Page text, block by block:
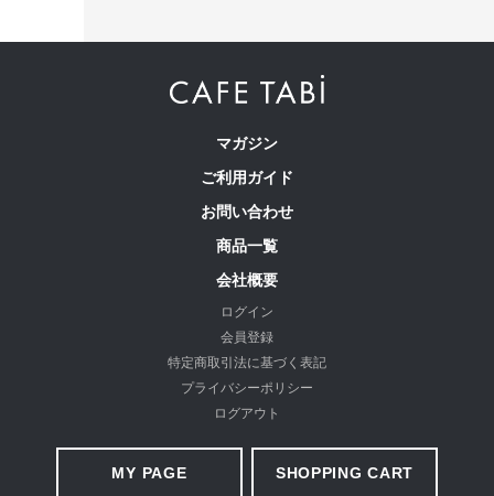
たどり着いたのは上質なストレッチ素材とシルエットから作
やすい女性の体形にしっかりフィット、サポート。 長時間
はいていても疲れにくく、キレイと快適を両立します。
繊維のまちで福山で、年54万本のパンツ
マガジン
ご利用ガイド
お問い合わせ
商品一覧
会社概要
ログイン
会員登録
特定商取引法に基づく表記
プライバシーポリシー
ログアウト
MY PAGE SHOPPING CART